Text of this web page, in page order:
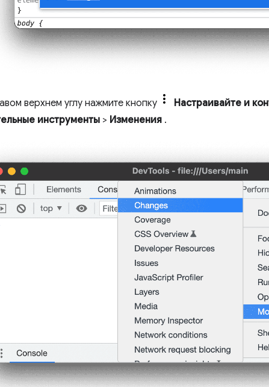
верхнем углу нажмите кнопку Настраивайте и
инструменты > Изменения .